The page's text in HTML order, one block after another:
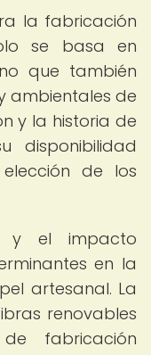
la fabricación
se basa en
que también
ambientales de
y la historia de
disponibilidad
de los
y el impacto
en la
artesanal. La
renovables
fabricación